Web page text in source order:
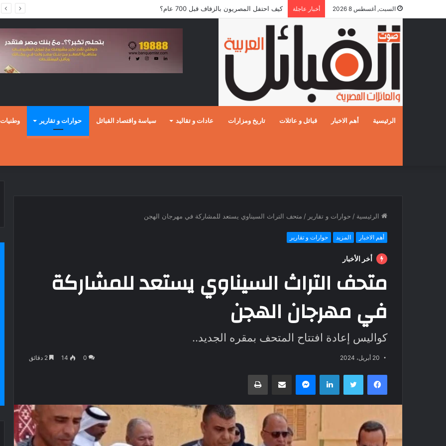
السبت, أغسطس 8 2026 أخبار عاجلة 5 قوافل إماراتية تعبر إلى قطاع غزة محملة بـ792 طناً من المساعدات الإنسانية
الرئيسية أهم الاخبار قبائل و عائلات تاريخ ومزارات عادات و تقاليد سياسة واقتصاد القبائل حوارات و تقارير وطنيات
الرئيسية / حوارات و تقارير / متحف التراث السيناوي يستعد للمشاركة في مهرجان الهجن
أهم الاخبار المزيد حوارات و تقارير
أخر الأخبار
متحف التراث السيناوي يستعد للمشاركة
في مهرجان الهجن
كواليس إعادة افتتاح المتحف بمقره الجديد..
20 أبريل، 2024 0
14
فيسبوك تويتر لينكدإن ماسنجر مشاركة عبر البريد طباعة